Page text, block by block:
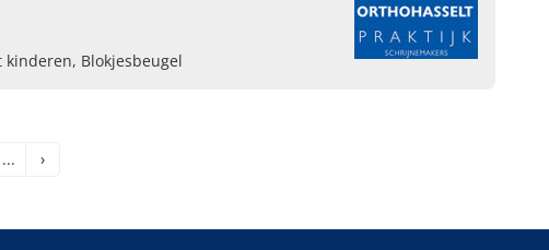
Blokjesbeugel
... ›